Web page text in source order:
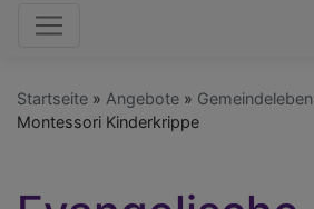
Hauptnavigation
Startseite Angebote Gemeindeleben
Montessori Kinderkrippe